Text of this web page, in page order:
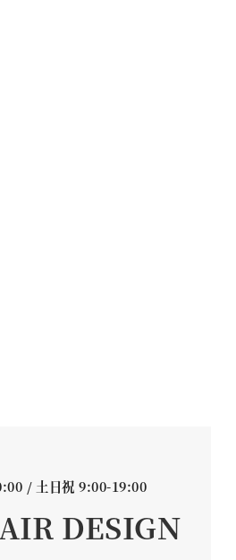
/ 土日祝 9:00-19:00
DESIGN